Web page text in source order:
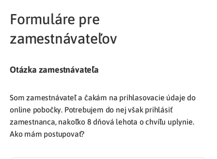
Formuláre pre
zamestnávateľov
Otázka zamestnávateľa
Som zamestnávateľ a čakám na prihlasovacie údaje do
online pobočky. Potrebujem do nej však prihlásiť
zamestnanca, nakoľko 8 dňová lehota o chvíľu uplynie.
Ako mám postupovať?